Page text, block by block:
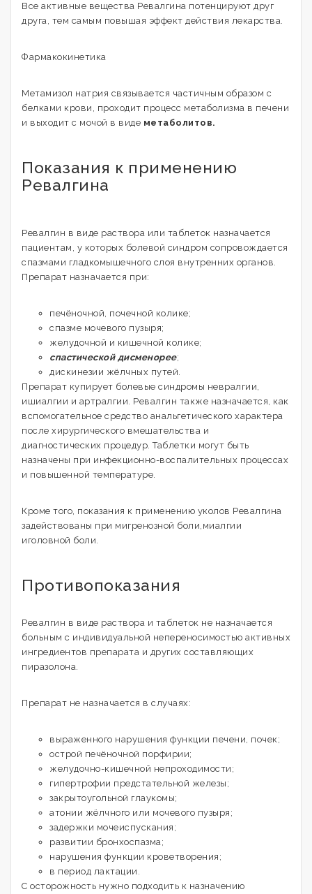
Все активные вещества Ревалгина потенцируют друг
друга, тем самым повышая эффект действия лекарства.
Фармакокинетика
Метамизол натрия связывается частичным образом с
белками крови, проходит процесс метаболизма в печени
и выходит с мочой в виде метаболитов.
Показания к применению
Ревалгина
Ревалгин в виде раствора или таблеток назначается
пациентам, у которых болевой синдром сопровождается
спазмами гладкомышечного слоя внутренних органов.
Препарат назначается при:
печёночной, почечной колике;
спазме мочевого пузыря;
желудочной и кишечной колике;
спастической дисменорее;
дискинезии жёлчных путей.
Препарат купирует болевые синдромы невралгии,
ишиалгии и артралгии. Ревалгин также назначается, как
вспомогательное средство анальгетического характера
после хирургического вмешательства и
диагностических процедур. Таблетки могут быть
назначены при инфекционно-воспалительных процессах
и повышенной температуре.
Кроме того, показания к применению уколов Ревалгина
задействованы при мигренозной боли,миалгии
иголовной боли.
Противопоказания
Ревалгин в виде раствора и таблеток не назначается
больным с индивидуальной непереносимостью активных
ингредиентов препарата и других составляющих
пиразолона.
Препарат не назначается в случаях:
выраженного нарушения функции печени, почек;
острой печёночной порфирии;
желудочно-кишечной непроходимости;
гипертрофии предстательной железы;
закрытоугольной глаукомы;
атонии жёлчного или мочевого пузыря;
задержки мочеиспускания;
развитии бронхоспазма;
нарушения функции кроветворения;
в период лактации.
С осторожность нужно подходить к назначению